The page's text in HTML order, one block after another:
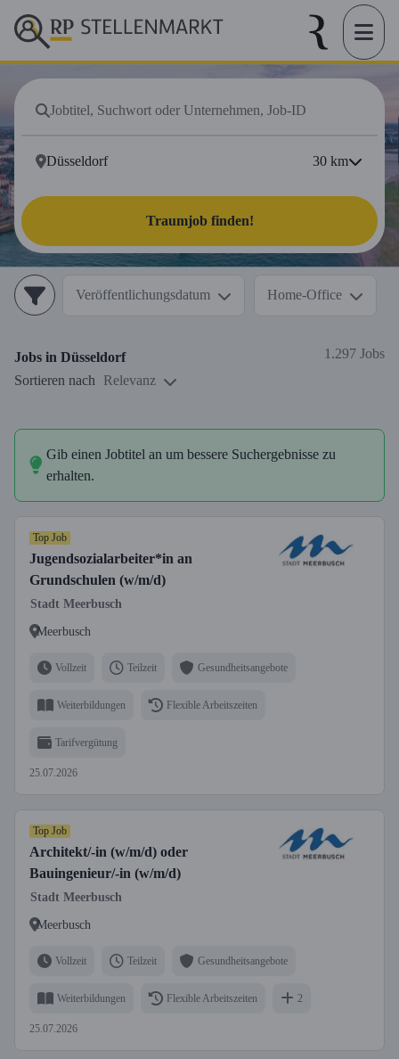
30 km
Traumjob finden!
Veröffentlichungsdatum Home-Office
Jobs in Düsseldorf
1.297 Jobs
Sortieren nach
Relevanz
Gib einen Jobtitel an um bessere Suchergebnisse zu
erhalten.
Top Job
Jugendsozialarbeiter*in an
Grundschulen (w/m/d)
Stadt Meerbusch
Meerbusch
Vollzeit Teilzeit Gesundheitsangebote
Weiterbildungen Flexible Arbeitszeiten
Tarifvergütung
25.07.2026
Top Job
Architekt/-in (w/m/d) oder
Bauingenieur/-in (w/m/d)
Stadt Meerbusch
Meerbusch
Vollzeit Teilzeit Gesundheitsangebote
Weiterbildungen Flexible Arbeitszeiten 2
25.07.2026